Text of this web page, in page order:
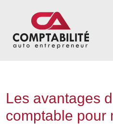
Les avantages
comptable pour